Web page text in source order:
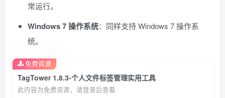
常运行。
Windows 7 操作系统：同样支持 Windows 7 操作系
统。
TagTower 1.8.3-个人文件标签管理实用工具
此内容为免费资源，请登录后查看
免费资源